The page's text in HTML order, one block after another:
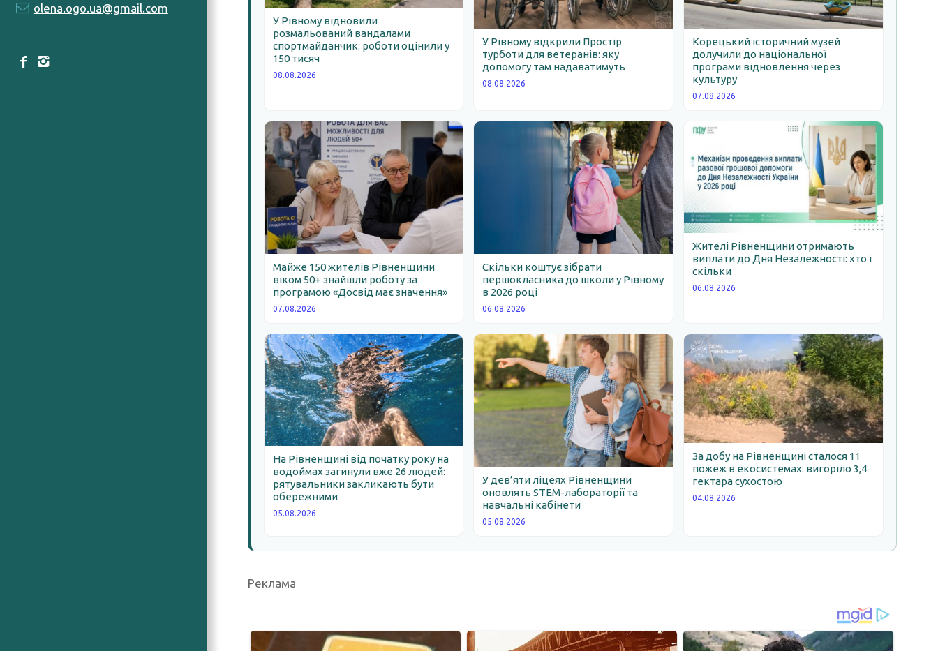
olena.ogo.ua@gmail.com
У Рівному відновили
розмальований вандалами
спортмайданчик: роботи оцінили у
150 тисяч
08.08.2026
У Рівному відкрили Простір
турботи для ветеранів: яку
допомогу там надаватимуть
08.08.2026
Корецький історичний музей
долучили до національної
програми відновлення через
культуру
07.08.2026
Майже 150 жителів Рівненщини
віком 50+ знайшли роботу за
програмою «Досвід має значення»
07.08.2026
Скільки коштує зібрати
першокласника до школи у Рівному
в 2026 році
06.08.2026
Жителі Рівненщини отримають
виплати до Дня Незалежності: хто і
скільки
06.08.2026
На Рівненщині від початку року на
водоймах загинули вже 26 людей:
рятувальники закликають бути
обережними
05.08.2026
У дев’яти ліцеях Рівненщини
оновлять STEM-лабораторії та
навчальні кабінети
05.08.2026
За добу на Рівненщині сталося 11
пожеж в екосистемах: вигоріло 3,4
гектара сухостою
04.08.2026
Реклама